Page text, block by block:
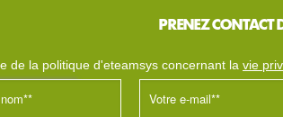
PRENEZ CONTACT
de la politique d'eteamsys concernant la vie